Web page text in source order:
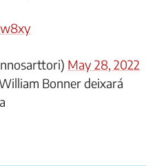
May 28, 2022
Bonner deixará